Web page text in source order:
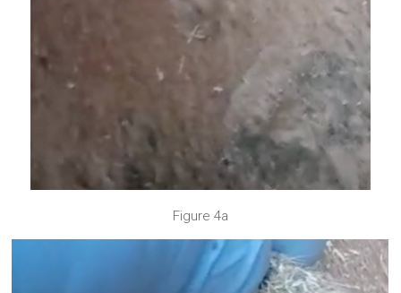
Figure 4a